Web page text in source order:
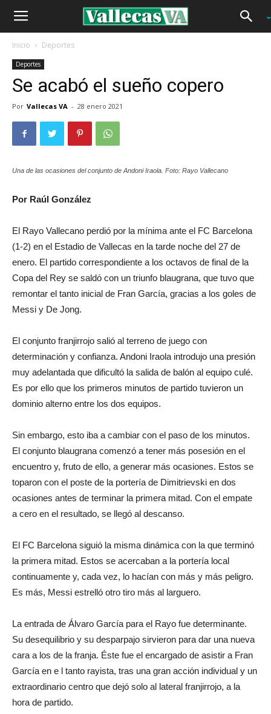
Inicio Deportes
Deportes
Se acabó el sueño copero
Por Vallecas VA - 28 enero 2021
Una de las ocasiones del conjunto de Andoni Iraola. Foto: Rayo Vallecano
Por Raúl González
El Rayo Vallecano perdió por la mínima ante el FC Barcelona
(1-2) en el Estadio de Vallecas en la tarde noche del 27 de
enero. El partido correspondiente a los octavos de final de la
Copa del Rey se saldó con un triunfo blaugrana, que tuvo que
remontar el tanto inicial de Fran García, gracias a los goles de
Messi y De Jong.
El conjunto franjirrojo salió al terreno de juego con
determinación y confianza. Andoni Iraola introdujo una presión
muy adelantada que dificultó la salida de balón al equipo culé.
Es por ello que los primeros minutos de partido tuvieron un
dominio alterno entre los dos equipos.
Sin embargo, esto iba a cambiar con el paso de los minutos.
El conjunto blaugrana comenzó a tener más posesión en el
encuentro y, fruto de ello, a generar más ocasiones. Estos se
toparon con el poste de la portería de Dimitrievski en dos
ocasiones antes de terminar la primera mitad. Con el empate
a cero en el resultado, se llegó al descanso.
El FC Barcelona siguió la misma dinámica con la que terminó
la primera mitad. Estos se acercaban a la portería local
continuamente y, cada vez, lo hacían con más y más peligro.
Es más, Messi estrelló otro tiro más al larguero.
La entrada de Álvaro García para el Rayo fue determinante.
Su desequilibrio y su desparpajo sirvieron para dar una nueva
cara a los de la franja. Éste fue el encargado de asistir a Fran
García en e l tanto rayista, tras una gran acción individual y un
extraordinario centro que dejó solo al lateral franjirrojo, a la
hora de partido.